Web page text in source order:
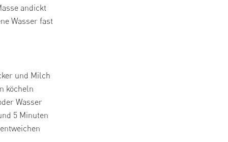
andickt
Wasser fast
und Milch
köcheln
Wasser
5 Minuten